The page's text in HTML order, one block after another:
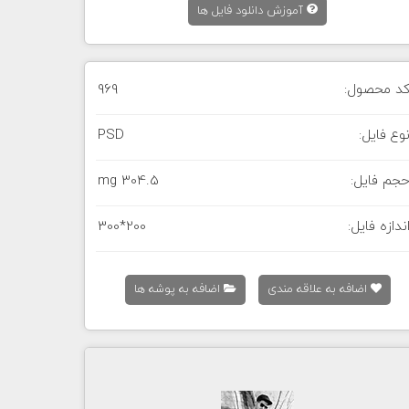
آموزش دانلود فایل ها
کد محصول: 969
نوع فایل: PSD
حجم فایل: 304.5 mg
اندازه فایل: 300*200
اضافه به علاقه مندی اضافه به پوشه ها